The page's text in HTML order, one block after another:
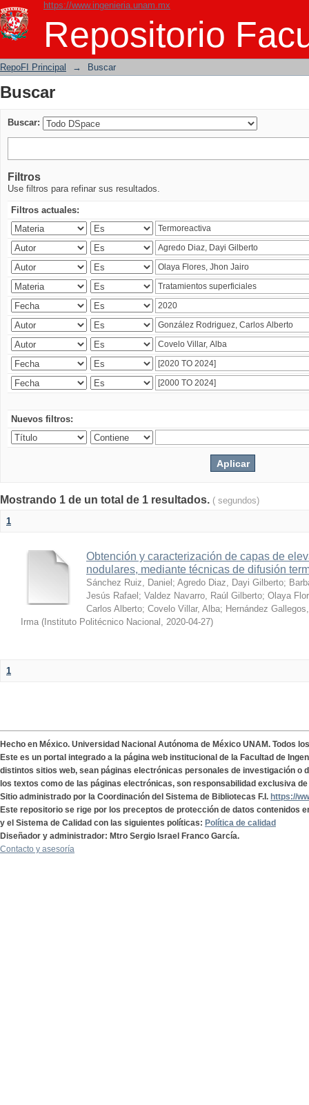
https://www.ingenieria.unam.mx
Repositorio
Buscar
RepoFI Principal → Buscar
Buscar
Buscar:
Filtros
Use filtros para refinar sus resultados.
Filtros actuales:
Nuevos filtros:
Mostrando 1 de un total de 1 resultados. ( segundos)
1
Obtención y caracterización de capas de
nodulares, mediante técnicas de difusión
Sánchez Ruiz, Daniel ; Agredo Diaz, Dayi Gilberto;
Jesús Rafael ; Valdez Navarro, Raúl Gilberto; Olaya
Carlos Alberto; Covelo Villar, Alba; Hernández
Irma ( Instituto Politécnico Nacional , 2020-04-27)
1
Hecho en México. Universidad Nacional Autónoma de México UNAM. Todos
Este es un portal integrado a la página web institucional de la Facultad de
distintos sitios web, sean páginas electrónicas personales de investigación o
los textos como de las páginas electrónicas, son responsabilidad exclusiva
Sitio administrado por la Coordinación del Sistema de Bibliotecas F.I. https://
Este repositorio se rige por los preceptos de protección de datos contenidos
y el Sistema de Calidad con las siguientes políticas: Política de calidad
Diseñador y administrador: Mtro Sergio Israel Franco García.
Contacto y asesoría